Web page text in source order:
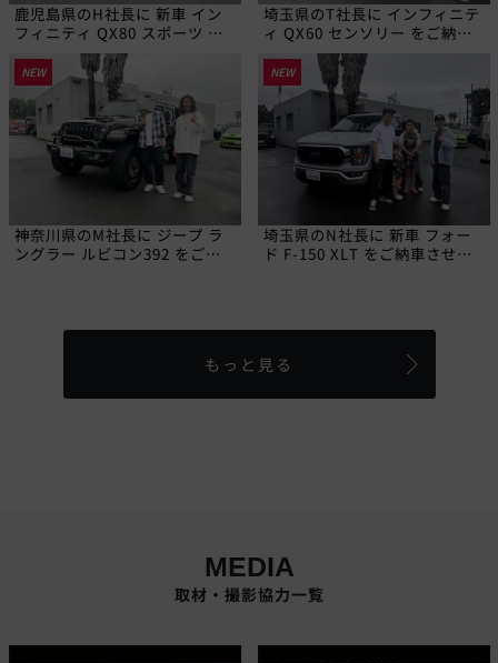
鹿児島県のH社長に 新車 イン
フィニティ QX80 スポーツ を
ご納車させていただきました!
埼玉県のT社長に インフィニテ
ィ QX60 センソリー をご納車
させていただきました!
NEW
神奈川県のM社長に ジープ ラ
ングラー ルビコン392 をご納
NEW
埼玉県のN社長に 新車 フォー
ド F-150 XLT をご納車させて
もっと見る
MEDIA
取材・撮影協力一覧